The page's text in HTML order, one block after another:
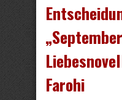
Farohi